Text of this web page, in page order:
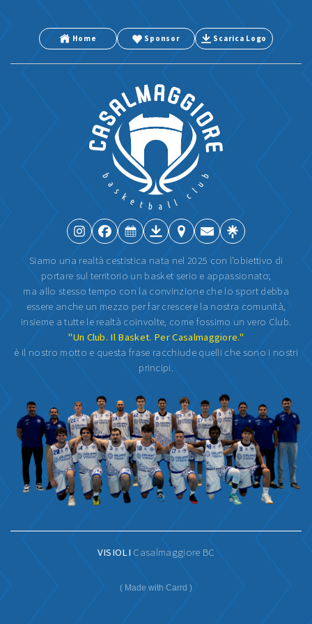
Home Sponsor Scarica Logo
Siamo una realtà cestistica nata nel 2025 con l’obiettivo di
portare sul territorio un basket serio e appassionato;
ma allo stesso tempo con la convinzione che lo sport debba
essere anche un mezzo per far crescere la nostra comunità,
insieme a tutte le realtà coinvolte, come fossimo un vero Club.
"Un Club. Il Basket. Per Casalmaggiore."
è il nostro motto e questa frase racchiude quelli che sono i nostri
principi.
VISIOLI Casalmaggiore BC
Made with Carrd